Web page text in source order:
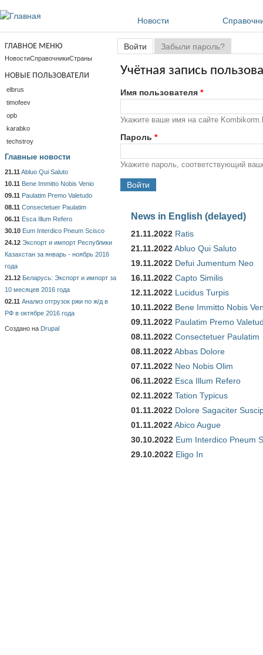
Новости
Главные вкладки
Войти (активная вкладка)
Забыли пароль?
Учётная запись
Имя пользователя *
Укажите ваше имя на сайте
Пароль *
Укажите пароль, соответствующий
News in English (delayed)
21.11.2022 Ratis
21.11.2022Abluo Qui Saluto
19.11.2022 Defui Jumentum Neo
16.11.2022 Capto Similis
12.11.2022 Lucidus Turpis
10.11.2022 Bene Immitto Nobis
09.11.2022 Paulatim Premo
08.11.2022 Consectetuer Paulatim
08.11.2022Abbas Dolore
07.11.2022 Neo Nobis Olim
06.11.2022 Esca Illum Refero
02.11.2022 Tation Typicus
01.11.2022 Dolore Sagaciter
01.11.2022Abico Augue
30.10.2022 Eum Interdico Pneum
29.10.2022 Eligo In
ГЛАВНОЕ МЕНЮ
НовостиСправочникиСтраны
НОВЫЕ ПОЛЬЗОВАТЕЛИ
elbrus
timofeev
opb
karabko
techstroy
Главные новости
21.11 Abluo Qui Saluto
10.11 Bene Immitto Nobis Venio
09.11 Paulatim Premo Valetudo
08.11 Consectetuer Paulatim
06.11 Esca Illum Refero
30.10 Eum Interdico Pneum Scisco
24.12 Экспорт и импорт Республики
Казахстан за январь - ноябрь 2016
года
21.12 Беларусь: Экспорт и импорт за
10 месяцев 2016 года
02.11 Анализ отгрузок ржи по ж/д в
РФ в октябре 2016 года
Создано на Drupal